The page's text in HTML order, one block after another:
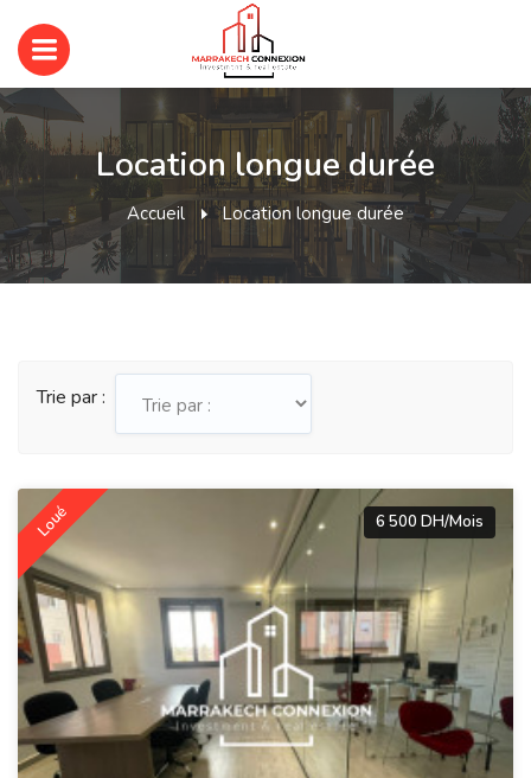
Location longue durée
Accueil Location longue durée
Trie par :
Loué 6 500 DH/Mois